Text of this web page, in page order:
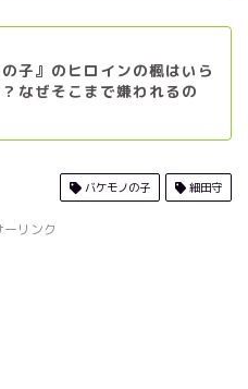
の子』のヒロインの楓はいら
なぜそこまで嫌われるの
バケモノの子 細田守
ーリンク